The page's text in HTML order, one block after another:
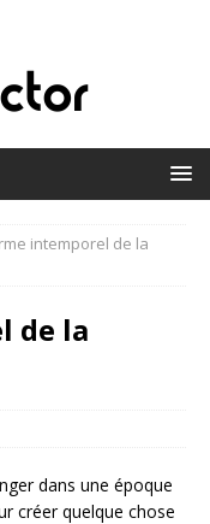
intemporel de la
de la
dans une époque
créer quelque chose